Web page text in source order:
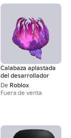
Calabaza aplastada
del desarrollador
De Roblox
Fuera de venta